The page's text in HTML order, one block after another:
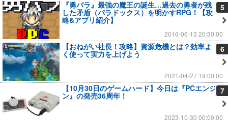
5
『勇パラ』最強の魔王の誕生…過去の勇者が残
した矛盾（パラドックス）を明かすRPG！【攻
略&アプリ紹介】
2016-06-13 20:30:00
6
【おねがい社長！攻略】資源危機とは？効率よ
く使って実力を上げよう
2021-04-27 19:00:00
7
【10月30日のゲームハード】今日は『PCエンジ
ン』の発売36周年！
2023-10-30 00:00:00